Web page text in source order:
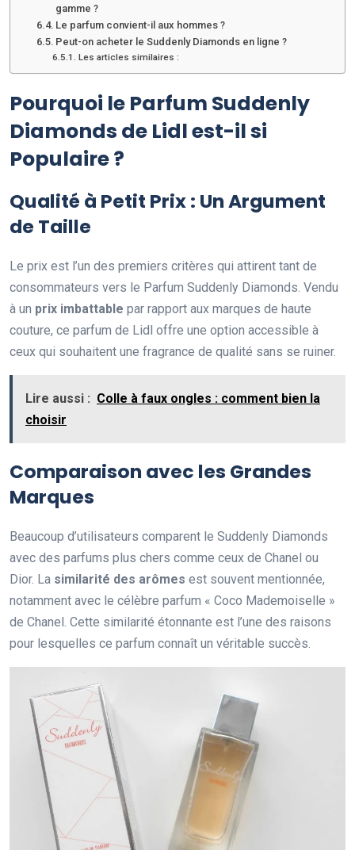
gamme ?
Le parfum convient-il aux hommes ?
Peut-on acheter le Suddenly Diamonds en ligne ?
Les articles similaires :
Pourquoi le Parfum Suddenly
Diamonds de Lidl est-il si
Populaire ?
Qualité à Petit Prix : Un Argument
de Taille
Le prix est l’un des premiers critères qui attirent tant de
consommateurs vers le Parfum Suddenly Diamonds. Vendu
à un prix imbattable par rapport aux marques de haute
couture, ce parfum de Lidl offre une option accessible à
ceux qui souhaitent une fragrance de qualité sans se ruiner.
Lire aussi : Colle à faux ongles : comment bien la
choisir
Comparaison avec les Grandes
Marques
Beaucoup d’utilisateurs comparent le Suddenly Diamonds
avec des parfums plus chers comme ceux de Chanel ou
Dior. La similarité des arômes est souvent mentionnée,
notamment avec le célèbre parfum « Coco Mademoiselle »
de Chanel. Cette similarité étonnante est l’une des raisons
pour lesquelles ce parfum connaît un véritable succès.